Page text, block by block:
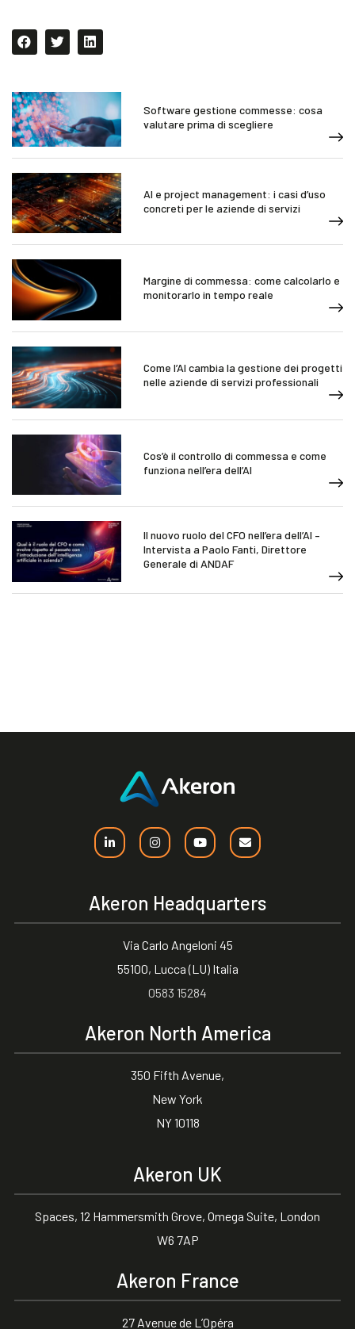
Software gestione commesse: cosa
valutare prima di scegliere
AI e project management: i casi d’uso
concreti per le aziende di servizi
Margine di commessa: come calcolarlo e
monitorarlo in tempo reale
Come l’AI cambia la gestione dei progetti
nelle aziende di servizi professionali
Cos’è il controllo di commessa e come
funziona nell’era dell’AI
Il nuovo ruolo del CFO nell’era dell’AI –
Intervista a Paolo Fanti, Direttore
Generale di ANDAF
Akeron Headquarters
Via Carlo Angeloni 45
55100, Lucca (LU) Italia
0583 15284
Akeron North America
350 Fifth Avenue,
New York
NY 10118
Akeron UK
Spaces, 12 Hammersmith Grove, Omega Suite, London
W6 7AP
Akeron France
27 Avenue de L’Opéra